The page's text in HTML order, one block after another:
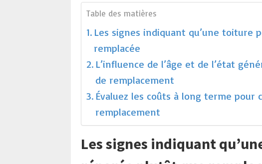
Table des matières
Les signes indiquant qu’une toiture
remplacée
L’influence de l’âge et de l’état
de remplacement
Évaluez les coûts à long terme
remplacement
Les signes indiquant